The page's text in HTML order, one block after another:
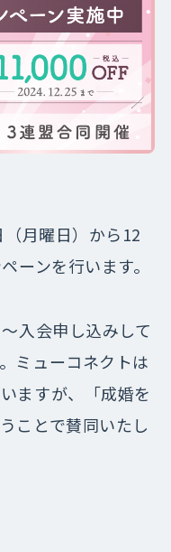
月曜日）から12
ーンを行います。
入会申し込みして
ミューコネクトは
ますが、「成婚を
ことで賛同いたし